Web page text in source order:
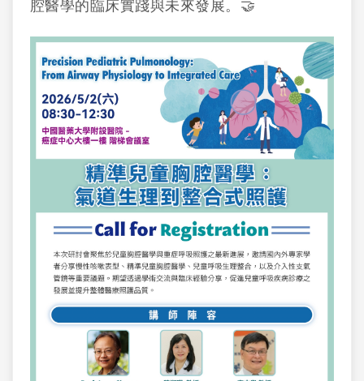
腔醫學的臨床實踐與未來發展。🤝